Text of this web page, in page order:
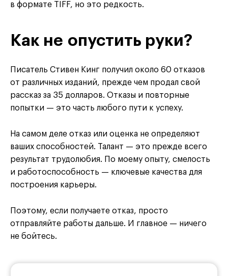
в формате TIFF, но это редкость.
Как не опустить руки?
Писатель Стивен Кинг получил около 60 отказов
от различных изданий, прежде чем продал свой
рассказ за 35 долларов. Отказы и повторные
попытки — это часть любого пути к успеху.
На самом деле отказ или оценка не определяют
ваших способностей. Талант — это прежде всего
результат трудолюбия. По моему опыту, смелость
и работоспособность — ключевые качества для
построения карьеры.
Поэтому, если получаете отказ, просто
отправляйте работы дальше. И главное — ничего
не бойтесь.